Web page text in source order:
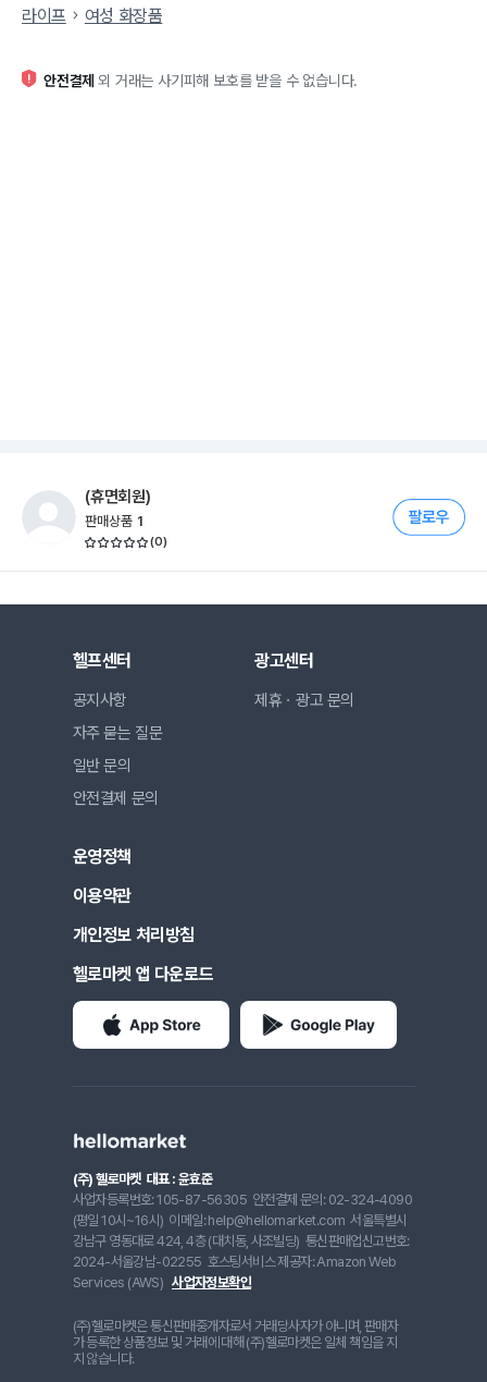
라이프
여성 화장품
안전결제 외 거래는 사기피해 보호를 받을 수 없습니다.
(휴면회원)
판매상품 1
(0)
헬프센터
공지사항
자주 묻는 질문
일반 문의
안전결제 문의
광고센터
제휴ㆍ광고 문의
운영정책
이용약관
개인정보 처리방침
헬로마켓 앱 다운로드
(주) 헬로마켓 대표 : 윤효준
사업자등록번호: 105-87-56305 안전결제 문의: 02-324-4090
(평일 10시~16시) 이메일: help@hellomarket.com 서울특별시
강남구 영동대로 424, 4층 (대치동, 사조빌딩) 통신판매업신고번호:
2024-서울강남-02255 호스팅서비스 제공자: Amazon Web
Services (AWS) 사업자정보확인
(주)헬로마켓은 통신판매중개자로서 거래당사자가 아니며, 판매자
가 등록한 상품정보 및 거래에 대해 (주)헬로마켓은 일체 책임을 지
지 않습니다.